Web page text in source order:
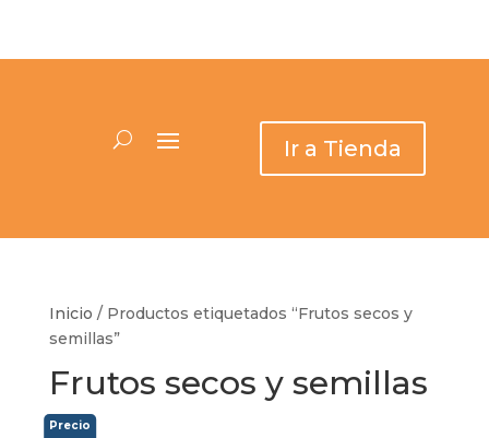
Ir a Tienda
Inicio / Productos etiquetados “Frutos secos y
semillas”
Frutos secos y semillas